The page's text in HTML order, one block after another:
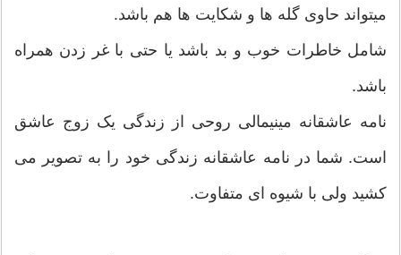
میتواند حاوی گله ها و شکایت ها هم باشد.
شامل خاطرات خوب و بد باشد یا حتی با غر زدن همراه
باشد.
نامه عاشقانه مینیمالی روحی از زندگی یک زوج عاشق
است. شما در نامه عاشقانه زندگی خود را به تصویر می
کشید ولی با شیوه ای متفاوت.